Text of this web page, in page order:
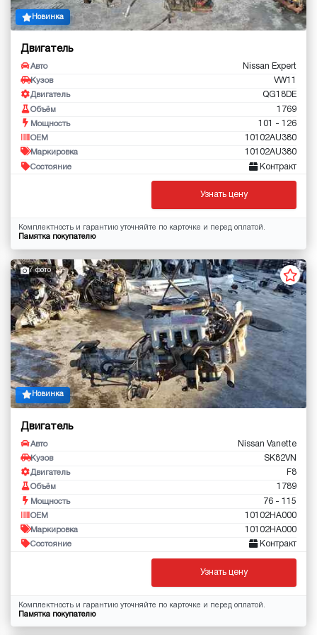
Новинка
Двигатель
Авто Nissan Expert
Кузов VW11
Двигатель QG18DE
Объём 1769
Мощность 101 - 126
OEM 10102AU380
Маркировка 10102AU380
Состояние Контракт
Узнать цену
Комплектность и гарантию уточняйте по карточке и перед оплатой.
Памятка покупателю
7 фото
Новинка
Двигатель
Авто Nissan Vanette
Кузов SK82VN
Двигатель F8
Объём 1789
Мощность 76 - 115
OEM 10102HA000
Маркировка 10102HA000
Состояние Контракт
Узнать цену
Комплектность и гарантию уточняйте по карточке и перед оплатой.
Памятка покупателю